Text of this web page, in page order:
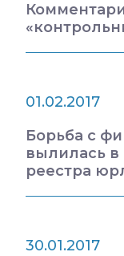
01.02.2017
Борьба с
вылилась в
реестра
30.01.2017